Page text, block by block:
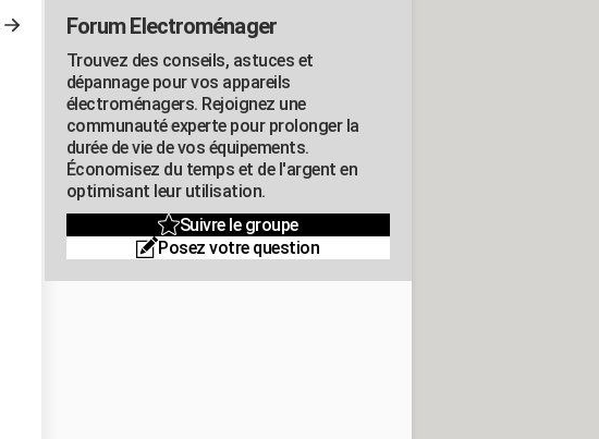
Forum Electroménager
Trouvez des conseils, astuces et
dépannage pour vos appareils
électroménagers. Rejoignez une
communauté experte pour prolonger la
durée de vie de vos équipements.
Économisez du temps et de l'argent en
optimisant leur utilisation.
Suivre le groupe
Posez votre question